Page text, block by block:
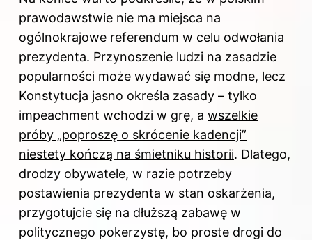
prawodawstwie nie ma miejsca na
ogólnokrajowe referendum w celu odwołania
prezydenta. Przynoszenie ludzi na zasadzie
popularności może wydawać się modne, lecz
Konstytucja jasno określa zasady – tylko
impeachment wchodzi w grę, a wszelkie
próby „poproszę o skrócenie kadencji”
niestety kończą na śmietniku historii. Dlatego,
drodzy obywatele, w razie potrzeby
postawienia prezydenta w stan oskarżenia,
przygotujcie się na dłuższą zabawę w
politycznego pokerzystę, bo proste drogi do